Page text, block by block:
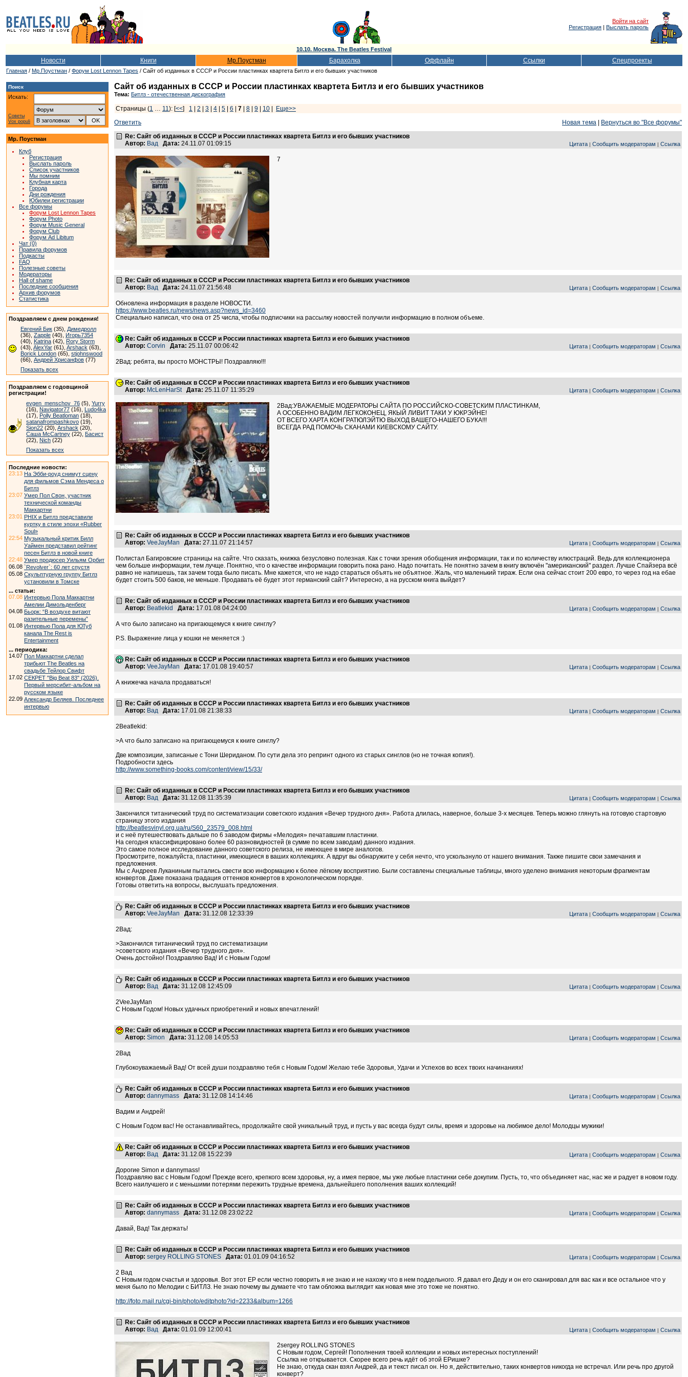
Войти на сайт
Регистрация | Выслать пароль
10.10. Москва. The Beatles Festival
Новости Книги Мр.Поустман Барахолка Оффлайн Ссылки Спецпроекты
Главная / Мр.Поустман / Форум Lost Lennon Tapes / Сайт об изданных в СССР и России пластинках квартета Битлз и его бывших участников
Поиск
Искать:
Советы
Vox populi
Мр. Поустман
Клуб
Регистрация
Выслать пароль
Список участников
Мы помним
Клубная карта
Города
Дни рождения
Юбилеи регистрации
Все форумы
Форум Lost Lennon Tapes
Форум Photo
Форум Music General
Форум Club
Форум Ad Libitum
Чат (0)
Правила форумов
Подкасты
FAQ
Полезные советы
Модераторы
Hall of shame
Последние сообщения
Архив форумов
Статистика
Поздравляем с днем рождения!
Евгений Бик (35), Димедролл
(36), Zapple (40), Игорь7354
(40), Katrina (42), Rory Storm
(43), AlexYar (61), Arshack (63),
Borick London (65), stjohnswood
(66), Андрей Хрисанфов (77)
Показать всех
Поздравляем с годовщиной
регистрации!
evgen_menschov_76 (5), Yurry
(16), Navigator77 (16), Ludo4ka
(17), Polly Beatloman (18),
satanafrompashkovo (19),
Sion22 (20), Arshack (20),
Саша McCartney (22), Басист
(22), Nich (22)
Показать всех
Последние новости:
23:13 На Эбби-роуд снимут сцену
для фильмов Сэма Мендеса о
Битлз
23:07 Умер Пол Свон, участник
технической команды
Маккартни
23:01 PHIX и Битлз представили
куртку в стиле эпохи «Rubber
Soul»
22:54 Музыкальный критик Билл
Уаймен представил рейтинг
песен Битлз в новой книге
22:48 Умер продюсер Уильям Орбит
06.08 `Revolver`: 60 лет спустя
05.08 Скульптурную группу Битлз
установили в Томске
... статьи:
07.08 Интервью Пола Маккартни
Амелии Димольденберг
04.08 Бьорк: “В воздухе витают
разительные перемены”
01.08 Интервью Пола для ЮТуб
канала The Rest is
Entertainment
... периодика:
14.07 Пол Маккартни сделал
трибьют The Beatles на
свадьбе Тейлор Свифт
17.02 СЕКРЕТ "Big Beat 83" (2026).
Первый мерсибит-альбом на
русском языке
22.09 Александр Беляев. Последнее
интервью
Сайт об изданных в СССР и России пластинках квартета Битлз и его бывших участников
Тема: Битлз - отечественная дискография
Страницы (1 … 11): [<<] 1 2 3 4 5 6 7 8 9 10
Еще>>
Ответить
Новая тема
Вернуться во "Все форумы"
Re: Сайт об изданных в СССР и России пластинках квартета Битлз и его бывших участников
Автор: Вад Дата: 24.11.07 01:09:15 Цитата | Сообщить модераторам | Ссылка
7
Re: Сайт об изданных в СССР и России пластинках квартета Битлз и его бывших участников
Автор: Вад Дата: 24.11.07 21:56:48 Цитата | Сообщить модераторам | Ссылка
Обновлена информация в разделе НОВОСТИ.
https://www.beatles.ru/news/news.asp?news_id=3460
Специально написал, что она от 25 числа, чтобы подписчики на рассылку новостей получили информацию в полном объеме.
Re: Сайт об изданных в СССР и России пластинках квартета Битлз и его бывших участников
Автор: Corvin Дата: 25.11.07 00:06:42 Цитата | Сообщить модераторам | Ссылка
2Вад: ребята, вы просто МОНСТРЫ! Поздравляю!!!
Re: Сайт об изданных в СССР и России пластинках квартета Битлз и его бывших участников
Автор: McLenHarSt Дата: 25.11.07 11:35:29 Цитата | Сообщить модераторам | Ссылка
2Вад:УВАЖАЕМЫЕ МОДЕРАТОРЫ САЙТА ПО РОССИЙСКО-СОВЕТСКИМ ПЛАСТИНКАМ,
А ОСОБЕННО ВАДИМ ЛЕГКОКОНЕЦ, ЯКЫЙ ЛИВИТ ТАКИ У ЮКРЭЙНЕ!
ОТ ВСЕГО ХАРТА КОНГРАТЮЛЭЙТЮ ВЫХОД ВАШЕГО-НАШЕГО БУКА!!!
ВСЕГДА РАД ПОМОЧЬ СКАНАМИ КИЕВСКОМУ САЙТУ.
Re: Сайт об изданных в СССР и России пластинках квартета Битлз и его бывших участников
Автор: VeeJayMan Дата: 27.11.07 21:14:57 Цитата | Сообщить модераторам | Ссылка
Полистал Багировские страницы на сайте. Что сказать, книжка безусловно полезная. Как с точки зрения обобщения информации, так и по количеству илюстраций. Ведь для коллекционера
чем больше информации, тем лучще. Понятно, что о качестве информации говорить пока рано. Надо почитать. Не понятно зачем в книгу включён "американский" раздел. Лучше Спайзера всё
равно не напишешь, так зачем тогда было писать. Мне кажется, что не надо стараться объять не объятное. Жаль, что маленький тираж. Если она сейчас стоит 200 евро, то через год на ебае
будет стоить 500 баков, не меньше. Продавать её будет этот германский сайт? Интересно, а на русском книга выйдет?
Re: Сайт об изданных в СССР и России пластинках квартета Битлз и его бывших участников
Автор: Beatlekid Дата: 17.01.08 04:24:00 Цитата | Сообщить модераторам | Ссылка
А что было записано на пригающемуся к книге синглу?
P.S. Выражение лица у кошки не меняется :)
Re: Сайт об изданных в СССР и России пластинках квартета Битлз и его бывших участников
Автор: VeeJayMan Дата: 17.01.08 19:40:57 Цитата | Сообщить модераторам | Ссылка
А книжечка начала продаваться!
Re: Сайт об изданных в СССР и России пластинках квартета Битлз и его бывших участников
Автор: Вад Дата: 17.01.08 21:38:33 Цитата | Сообщить модераторам | Ссылка
2Beatlekid:
>А что было записано на пригающемуся к книге синглу?
Две композиции, записаные с Тони Шериданом. По сути дела это репринт одного из старых синглов (но не точная копия!).
Подробности здесь
http://www.something-books.com/content/view/15/33/
Re: Сайт об изданных в СССР и России пластинках квартета Битлз и его бывших участников
Автор: Вад Дата: 31.12.08 11:35:39 Цитата | Сообщить модераторам | Ссылка
Закончился титанический труд по систематизации советского издания «Вечер трудного дня». Работа длилась, наверное, больше 3-х месяцев. Теперь можно глянуть на готовую стартовую
страницу этого издания
http://beatlesvinyl.org.ua/ru/S60_23579_008.html
и с неё путешествовать дальше по 6 заводом фирмы «Мелодия» печатавшим пластинки.
На сегодня классифицировано более 60 разновидностей (в сумме по всем заводам) данного издания.
Это самое полное исследование данного советского релиза, не имеющее в мире аналогов.
Просмотрите, пожалуйста, пластинки, имеющиеся в ваших коллекциях. А вдруг вы обнаружите у себя нечто, что ускользнуло от нашего внимания. Также пишите свои замечания и
предложения.
Мы с Андреев Луканиным пытались свести всю информацию к более лёгкому восприятию. Были составлены специальные таблицы, много уделено внимания некоторым фрагментам
конвертов. Даже показана градация оттенков конвертов в хронологическом порядке.
Готовы ответить на вопросы, выслушать предложения.
Re: Сайт об изданных в СССР и России пластинках квартета Битлз и его бывших участников
Автор: VeeJayMan Дата: 31.12.08 12:33:39 Цитата | Сообщить модераторам | Ссылка
2Вад:
>Закончился титанический труд по систематизации
>советского издания «Вечер трудного дня».
Очень достойно! Поздравляю Вад! И с Новым Годом!
Re: Сайт об изданных в СССР и России пластинках квартета Битлз и его бывших участников
Автор: Вад Дата: 31.12.08 12:45:09 Цитата | Сообщить модераторам | Ссылка
2VeeJayMan
С Новым Годом! Новых удачных приобретений и новых впечатлений!
Re: Сайт об изданных в СССР и России пластинках квартета Битлз и его бывших участников
Автор: Simon Дата: 31.12.08 14:05:53 Цитата | Сообщить модераторам | Ссылка
2Вад
Глубокоуважаемый Вад! От всей души поздравляю тебя с Новым Годом! Желаю тебе Здоровья, Удачи и Успехов во всех твоих начинаниях!
Re: Сайт об изданных в СССР и России пластинках квартета Битлз и его бывших участников
Автор: dannymass Дата: 31.12.08 14:14:46 Цитата | Сообщить модераторам | Ссылка
Вадим и Андрей!
С Новым Годом вас! Не останавливайтесь, продолжайте свой уникальный труд, и пусть у вас всегда будут силы, время и здоровье на любимое дело! Молодцы мужики!
Re: Сайт об изданных в СССР и России пластинках квартета Битлз и его бывших участников
Автор: Вад Дата: 31.12.08 15:22:39 Цитата | Сообщить модераторам | Ссылка
Дорогие Simon и dannymass!
Поздравляю вас с Новым Годом! Прежде всего, крепкого всем здоровья, ну, а имея первое, мы уже любые пластинки себе докупим. Пусть, то, что объединяет нас, нас же и радует в новом году.
Всего наилучшего и с меньшими потерями пережить трудные времена, дальнейшего пополнения ваших коллекций!
Re: Сайт об изданных в СССР и России пластинках квартета Битлз и его бывших участников
Автор: dannymass Дата: 31.12.08 23:02:22 Цитата | Сообщить модераторам | Ссылка
Давай, Вад! Так держать!
Re: Сайт об изданных в СССР и России пластинках квартета Битлз и его бывших участников
Автор: sergey ROLLING STONES Дата: 01.01.09 04:16:52 Цитата | Сообщить модераторам | Ссылка
2 Вад
С Новым годом счастья и здоровья. Вот этот ЕР если честно говорить я не знаю и не нахожу что в нем поддельного. Я давал его Деду и он его сканировал для вас как и все остальное что у
меня было по Мелодии с БИТЛЗ. Не знаю почему вы думаете что там обложка выглядит как новая мне это тоже не понятно.
http://foto.mail.ru/cgi-bin/photo/editphoto?id=2233&album=1266
Re: Сайт об изданных в СССР и России пластинках квартета Битлз и его бывших участников
Автор: Вад Дата: 01.01.09 12:00:41 Цитата | Сообщить модераторам | Ссылка
2sergey ROLLING STONES
С Новым годом, Сергей! Пополнения твоей коллекции и новых интересных поступлений!
Ссылка не открывается. Скорее всего речь идёт об этой ЕРишке?
Не знаю, откуда скан взял Андрей, да и текст писал он. Но я, действительно, таких конвертов никогда не встречал. Или речь про другой
конверт?